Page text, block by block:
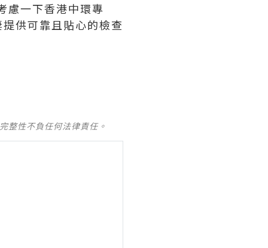
慮一下香港中環專
供可靠且貼心的檢查
整性不負任何法律責任。